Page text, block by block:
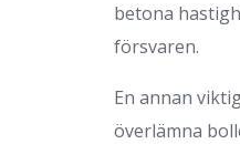
betona
försvaren.
En annan
överlämna